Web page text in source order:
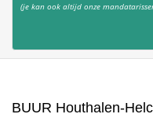
(je kan ook altijd onze
BUUR Houthalen-